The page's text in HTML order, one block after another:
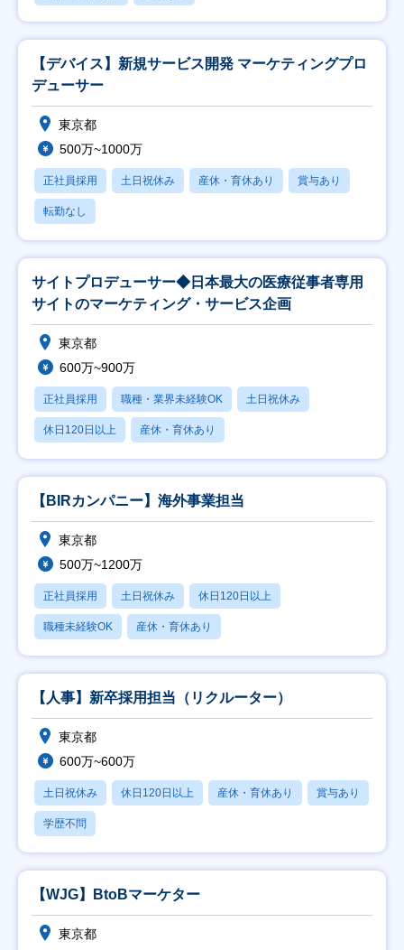
【デバイス】新規サービス開発 マーケティングプロ
デューサー
東京都
500万~1000万
正社員採用 土日祝休み 産休・育休あり 賞与あり
転勤なし
サイトプロデューサー◆日本最大の医療従事者専用
サイトのマーケティング・サービス企画
東京都
600万~900万
正社員採用 職種・業界未経験OK 土日祝休み
休日120日以上 産休・育休あり
【BIRカンパニー】海外事業担当
東京都
500万~1200万
正社員採用 土日祝休み 休日120日以上
職種未経験OK 産休・育休あり
【人事】新卒採用担当（リクルーター）
東京都
600万~600万
土日祝休み 休日120日以上 産休・育休あり 賞与あり
学歴不問
【WJG】BtoBマーケター
東京都